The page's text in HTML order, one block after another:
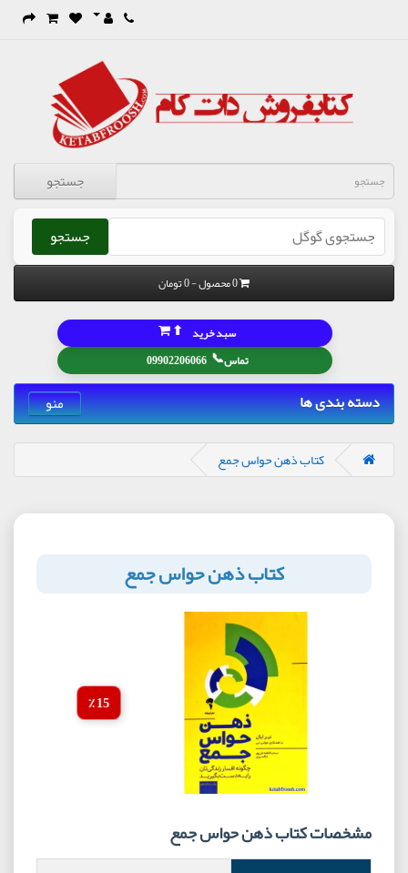
جستجو
جستجو
0 محصول - 0 تومان
تماس📞
09902206066
سبد خرید ⬆
دسته بندی ها منو
کتاب ذهن حواس جمع
کتاب ذهن حواس جمع
15 ٪
مشخصات کتاب ذهن حواس جمع